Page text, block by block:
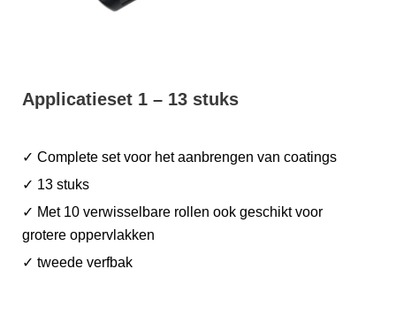
Applicatieset 1 – 13 stuks
✓ Complete set voor het aanbrengen van coatings
✓ 13 stuks
✓ Met 10 verwisselbare rollen ook geschikt voor
grotere oppervlakken
✓ tweede verfbak